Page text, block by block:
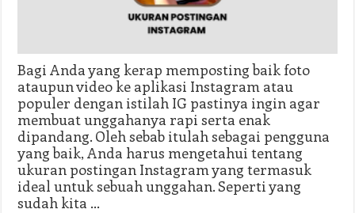
Bagi Anda yang kerap memposting baik foto
ataupun video ke aplikasi Instagram atau
populer dengan istilah IG pastinya ingin agar
membuat unggahanya rapi serta enak
dipandang. Oleh sebab itulah sebagai pengguna
yang baik, Anda harus mengetahui tentang
ukuran postingan Instagram yang termasuk
ideal untuk sebuah unggahan. Seperti yang
sudah kita …